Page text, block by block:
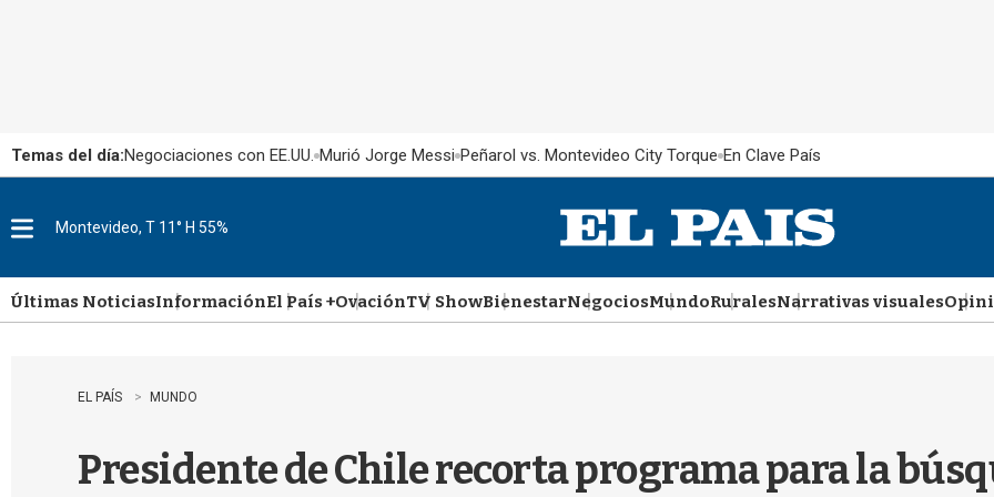
Temas del día:Negociaciones con EE.UU. Murió Jorge Messi Peñarol vs. Montevideo City Torque En Clave País
u
Montevideo, T 11° H 55%
Últimas NoticiasInformaciónEl País +OvaciónTV ShowBienestarNegociosMundoRuralesNarrativas visuales
EL PAÍS MUNDO
Presidente de Chile recorta programa para la